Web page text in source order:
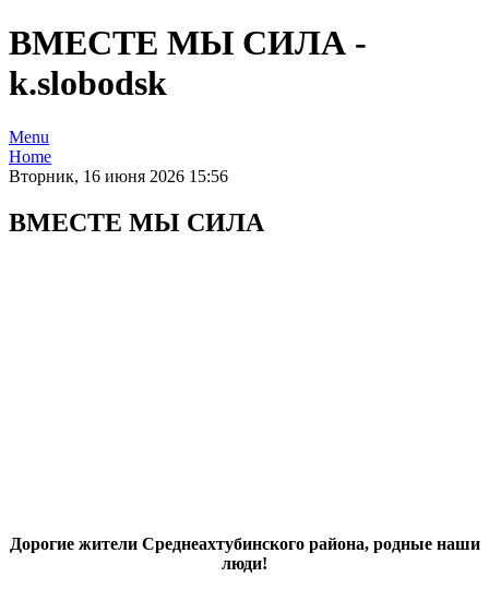
ВМЕСТЕ МЫ СИЛА -
k.slobodsk
Menu
Home
Вторник, 16 июня 2026 15:56
ВМЕСТЕ МЫ СИЛА
Дорогие жители Среднеахтубинского района, родные наши
люди!